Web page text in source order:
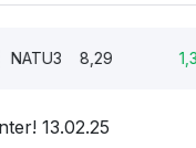
8,29 1,34%
13.02.25